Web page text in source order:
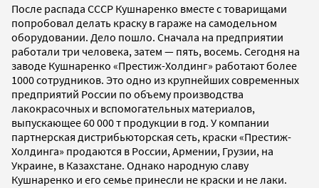
После распада СССР Кушнаренко вместе с товарищами
попробовал делать краску в гараже на самодельном
оборудовании. Дело пошло. Сначала на предприятии
работали три человека, затем — пять, восемь. Сегодня на
заводе Кушнаренко «Престиж-Холдинг» работают более
1000 сотрудников. Это одно из крупнейших современных
предприятий России по объему производства
лакокрасочных и вспомогательных материалов,
выпускающее 60 000 т продукции в год. У компании
партнерская дистрибьюторская сеть, краски «Престиж-
Холдинга» продаются в России, Армении, Грузии, на
Украине, в Казахстане. Однако народную славу
Кушнаренко и его семье принесли не краски и не лаки.